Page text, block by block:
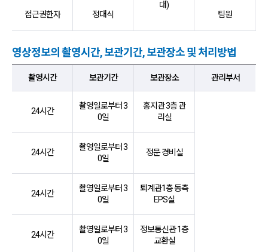
대)
접근권한자
정대식 팀원
영상정보의 촬영시간, 보관기간, 보관장소 및 처리방법
촬영시간 보관기간 보관장소 관리부서
24시간
촬영일로부터 3
0일
홍지관 3층 관
리실
24시간
촬영일로부터 3
0일
정문 경비실
24시간
촬영일로부터 3
0일
퇴계관1층 동측
EPS실
24시간
촬영일로부터 3
0일
정보통신관 1층
교환실